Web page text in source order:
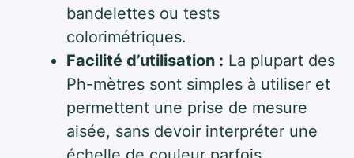
bandelettes ou tests
colorimétriques.
Facilité d’utilisation : La plupart des
Ph-mètres sont simples à utiliser et
permettent une prise de mesure
aisée, sans devoir interpréter une